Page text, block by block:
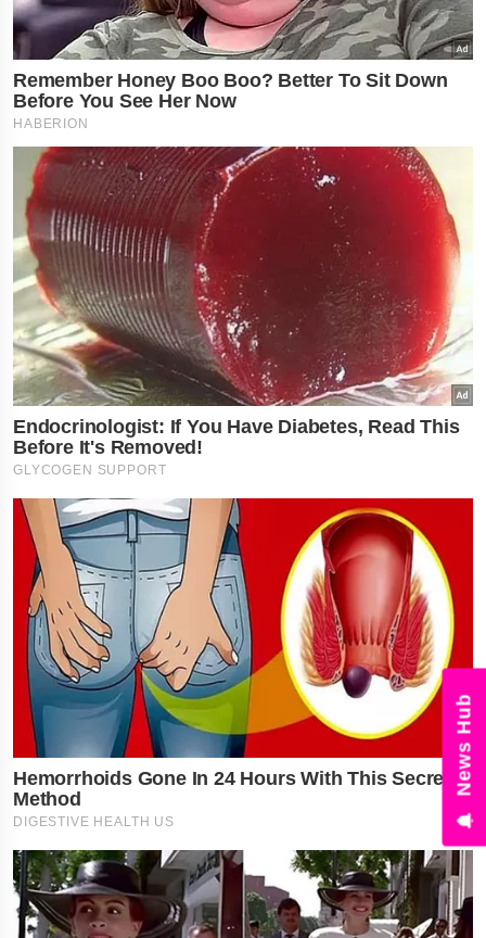
News Hub